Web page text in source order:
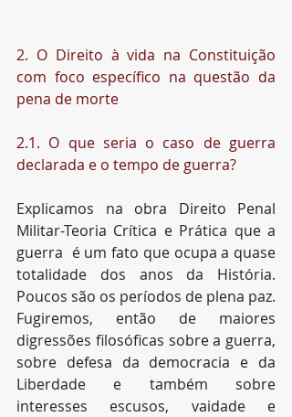
2. O Direito à vida na Constituição
com foco específico na questão da
pena de morte
2.1. O que seria o caso de guerra
declarada e o tempo de guerra?
Explicamos na obra Direito Penal
Militar-Teoria Crítica e Prática que a
guerra  é um fato que ocupa a quase
totalidade dos anos da História.
Poucos são os períodos de plena paz.
Fugiremos, então de maiores
digressões filosóficas sobre a guerra,
sobre defesa da democracia e da
Liberdade e também sobre
interesses escusos, vaidade e